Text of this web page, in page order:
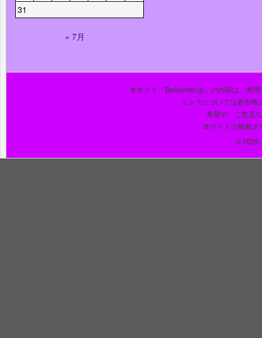
31
« 7月
本サイト「BeSporter.jp」の内容は、商
リンクについては著作権
希望や、ご意見
本サイトの掲載ポ
© 2026